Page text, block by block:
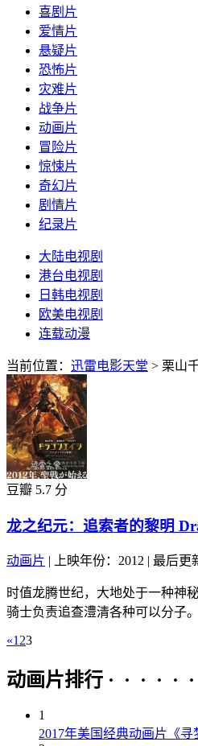
喜剧片
爱情片
悬疑片
恐怖片
灾难片
战争片
动画片
冒险片
惊悚片
奇幻片
剧情片
纪录片
大陆电视剧
港台电视剧
日韩电视剧
欧美电视剧
连载动漫
当前位置： 迅雷电影天堂 > 栗山
豆瓣 5.7 分
龙之纪元：追索者的黎明
动画片 | 上映年份：2012 | 最后更
时值龙腾世纪，大地处于一种神
骑士负责追查澧清各种可以分子
«123
动画片排行 · · · · · ·
1
2017年美国经典动画片《